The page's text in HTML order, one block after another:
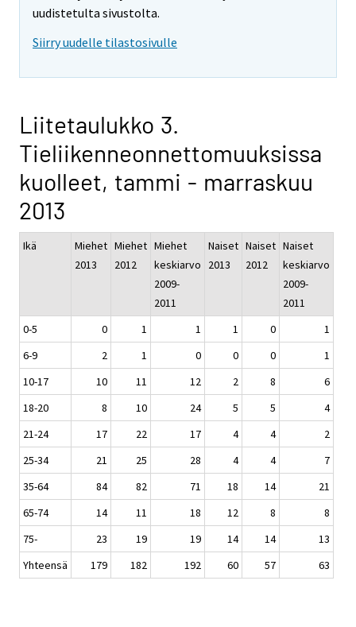
uudistetulta sivustolta.
Siirry uudelle tilastosivulle
Liitetaulukko 3.
Tieliikenneonnettomuuksissa
kuolleet, tammi - marraskuu
2013
Ikä
Miehet
2013
Miehet
2012
Miehet
keskiarvo
2009-
2011
Naiset
2013
Naiset
2012
Naiset
keskiarvo
2009-
2011
0-5
0 1 1 1 0
1
6-9
2 1 0 0 0
1
10-17
10 11 12 2 8
6
18-20
8 10 24 5 5
4
21-24
17 22 17 4 4
2
25-34
21 25 28 4 4
7
35-64
84 82 71 18 14
21
65-74
14 11 18 12 8
8
75-
23 19 19 14 14
13
Yhteensä
179 182 192 60 57 63